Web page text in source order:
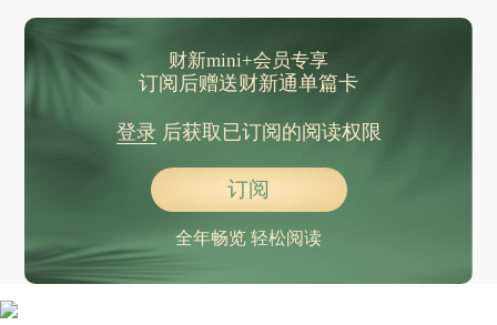
财新mini+会员专享
订阅后赠送财新通单篇卡
登录后获取已订阅的阅读权限
订阅
全年畅览 轻松阅读